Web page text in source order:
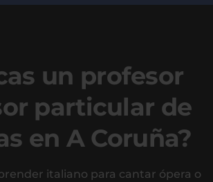
un profesor
particular de
en A Coruña?
italiano para cantar ópera o